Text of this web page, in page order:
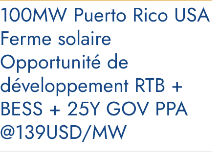
100MW Puerto Rico USA
Ferme solaire
Opportunité de
développement RTB +
BESS + 25Y GOV PPA
@139USD/MW